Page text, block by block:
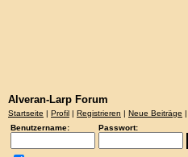
Alveran-Larp Forum
Startseite | Profil | Registrieren | Neue Beiträge |
Benutzername:
Passwort: